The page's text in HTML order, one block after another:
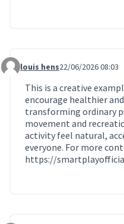
Commentaire 2423
louis hens22/06/2026 08:03
This is a creative
encourage healthier
transforming ordinary
movement and
activity feel natural,
everyone. For more
https://